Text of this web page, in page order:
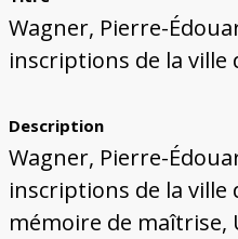
Migette
Bibliographie
Plans et cartes
Documents
Glossaire
Wagner, Pierre-
inscriptions de la ville
Description
Wagner, Pierre-
inscriptions de la ville
mémoire de maîtrise,